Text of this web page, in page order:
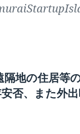
地の住居等
否、また外